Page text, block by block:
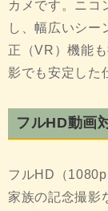
カメです。ニコ
し、幅広いシー
正（VR）機能
影でも安定した
フルHD動画
フルHD（
家族の記念撮影